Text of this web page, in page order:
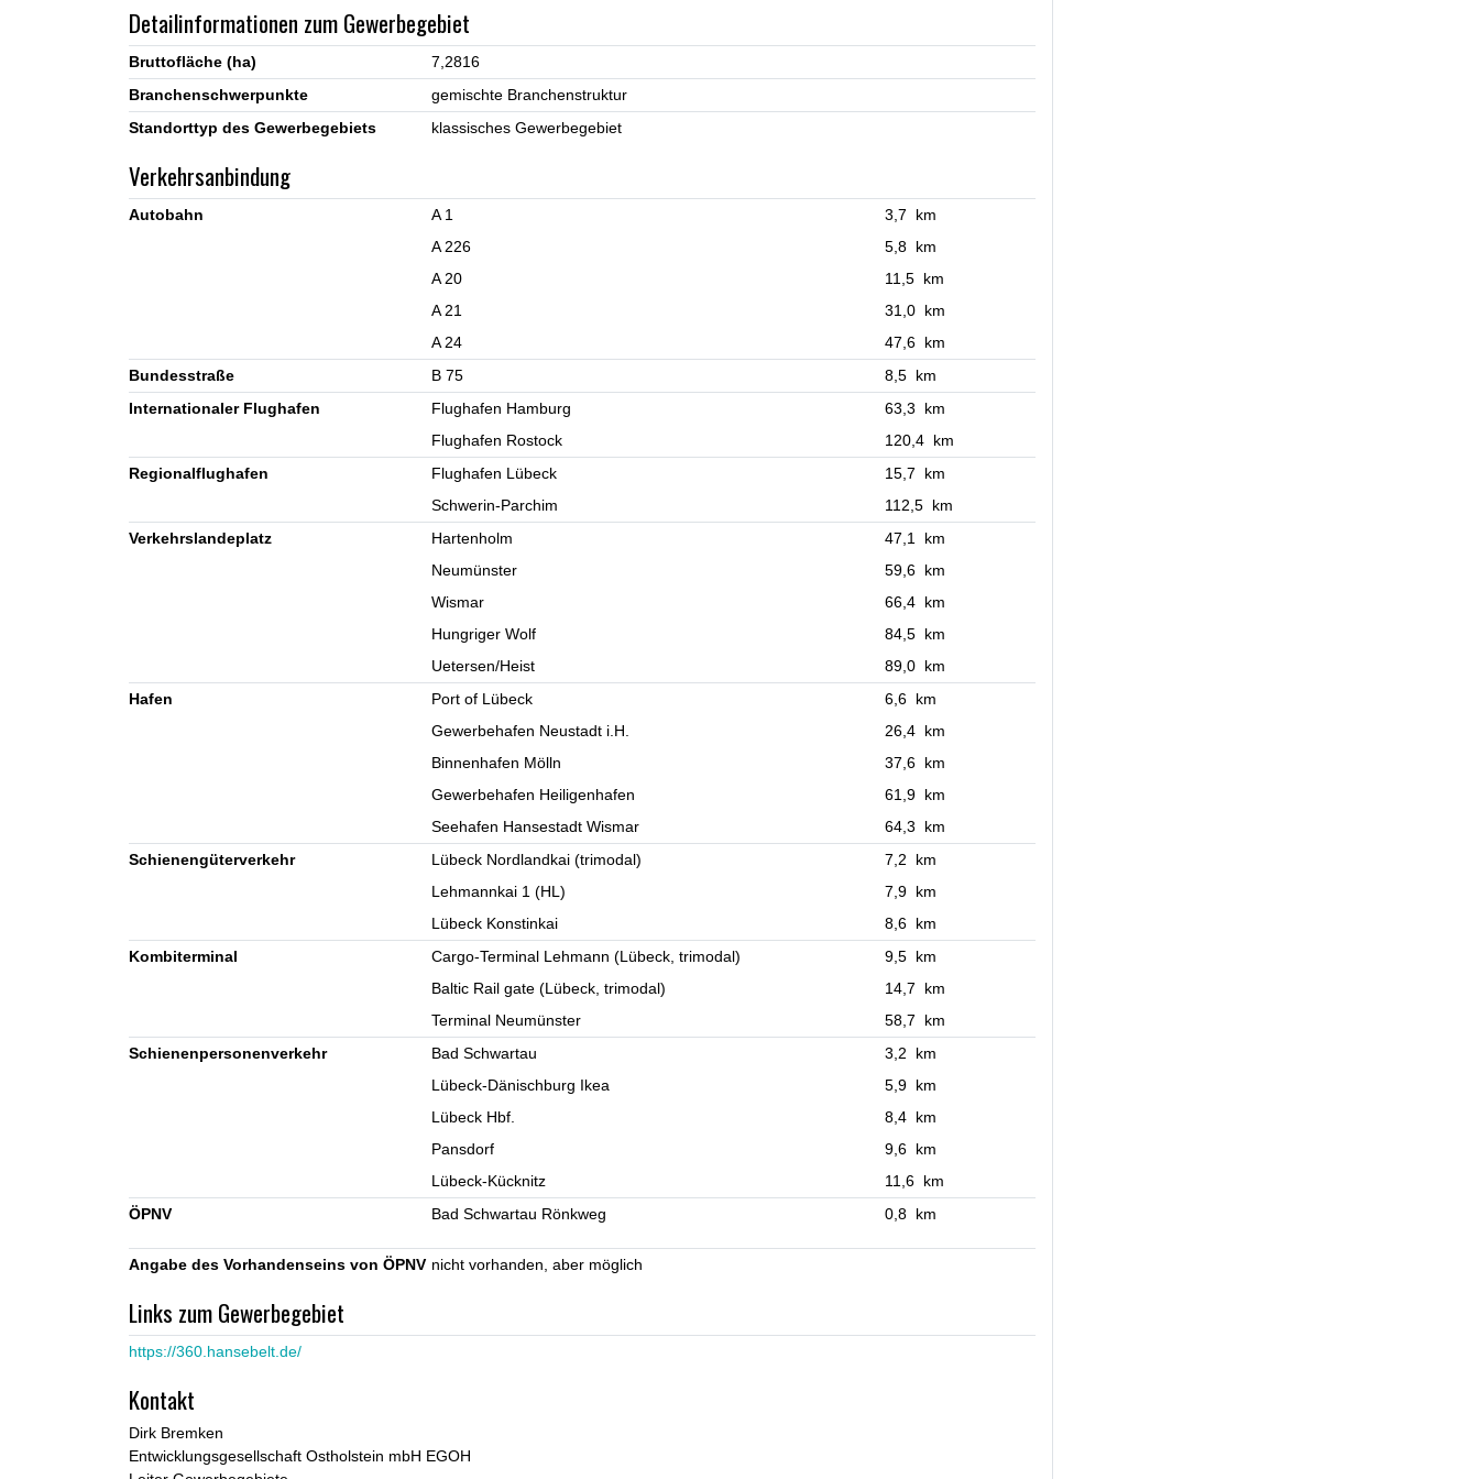
Detailinformationen zum Gewerbegebiet
Bruttofläche (ha)
7,2816
Branchenschwerpunkte
gemischte Branchenstruktur
Standorttyp des Gewerbegebiets
klassisches Gewerbegebiet
Verkehrsanbindung
Autobahn A 1
3,7 km
A 226
5,8 km
A 20
11,5 km
A 21
31,0 km
A 24
47,6 km
Bundesstraße
B 75
8,5 km
Internationaler Flughafen
Flughafen Hamburg
63,3 km
Flughafen Rostock
120,4 km
Regionalflughafen
Flughafen Lübeck
15,7 km
Schwerin-Parchim
112,5 km
Verkehrslandeplatz
Hartenholm
47,1 km
Neumünster
59,6 km
Wismar
66,4 km
Hungriger Wolf
84,5 km
Uetersen/Heist
89,0 km
Hafen
Port of Lübeck
6,6 km
Gewerbehafen Neustadt i.H.
26,4 km
Binnenhafen Mölln
37,6 km
Gewerbehafen Heiligenhafen
61,9 km
Seehafen Hansestadt Wismar
64,3 km
Schienengüterverkehr
Lübeck Nordlandkai (trimodal)
7,2 km
Lehmannkai 1 (HL)
7,9 km
Lübeck Konstinkai
8,6 km
Kombiterminal
Cargo-Terminal Lehmann (Lübeck, trimodal)
9,5 km
Baltic Rail gate (Lübeck, trimodal)
14,7 km
Terminal Neumünster
58,7 km
Schienenpersonenverkehr
Bad Schwartau
3,2 km
Lübeck-Dänischburg Ikea
5,9 km
Lübeck Hbf.
8,4 km
Pansdorf
9,6 km
Lübeck-Kücknitz
11,6 km
ÖPNV
Bad Schwartau Rönkweg 0,8 km
Angabe des Vorhandenseins von ÖPNV nicht vorhanden, aber möglich
Links zum Gewerbegebiet
https://360.hansebelt.de/
Kontakt
Dirk Bremken
Entwicklungsgesellschaft Ostholstein mbH EGOH